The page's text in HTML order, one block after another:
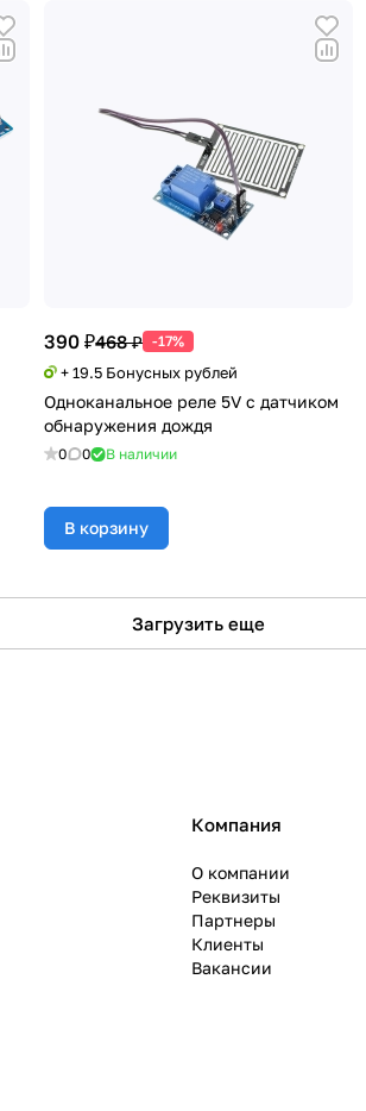
390 ₽468 ₽ -17%
+ 19.5 Бонусных рублей
Одноканальное реле 5V с датчиком
обнаружения дождя
0 0 В наличии
В корзину
Загрузить еще
Компания
О компании
Реквизиты
Партнеры
Клиенты
Вакансии